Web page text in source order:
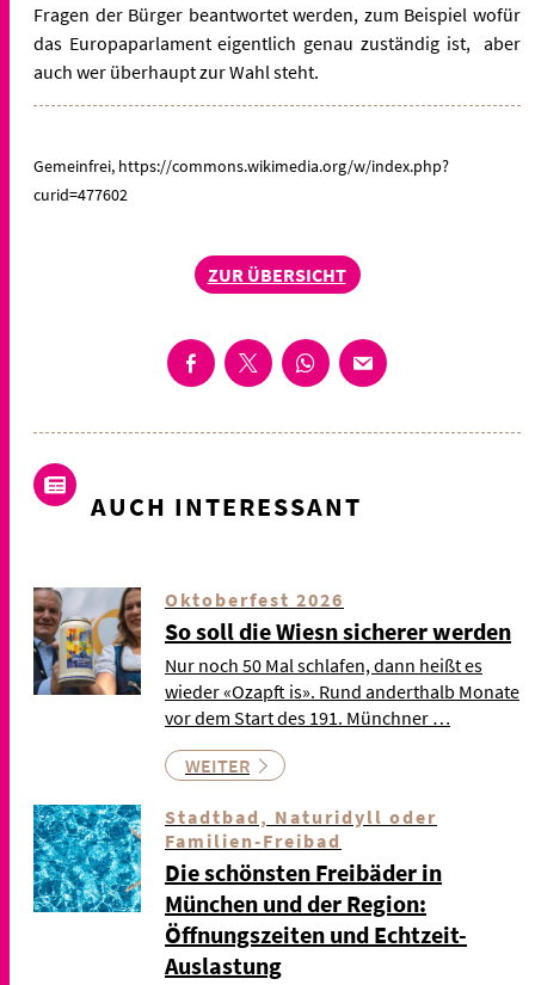
Fragen der Bürger beantwortet werden, zum Beispiel wofür
das Europaparlament eigentlich genau zuständig ist, aber
auch wer überhaupt zur Wahl steht.
Gemeinfrei, https://commons.wikimedia.org/w/index.php?
curid=477602
ZUR ÜBERSICHT
AUCH INTERESSANT
Oktoberfest 2026
So soll die Wiesn sicherer werden
Nur noch 50 Mal schlafen, dann heißt es
wieder «Ozapft is». Rund anderthalb Monate
vor dem Start des 191. Münchner …
WEITER
Stadtbad, Naturidyll oder
Familien-Freibad
Die schönsten Freibäder in
München und der Region:
Öffnungszeiten und Echtzeit-
Auslastung